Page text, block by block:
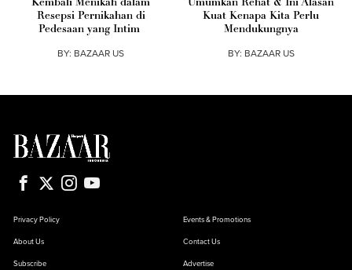
Kembali Menikah dalam
Resepsi Pernikahan di
Pedesaan yang Intim
BY: BAZAAR US
Umumkan Rehat & Ini Alasan
Kuat Kenapa Kita Perlu
Mendukungnya
BY: BAZAAR US
Privacy Policy Events & Promotions
About Us Contact Us
Subscribe Advertise